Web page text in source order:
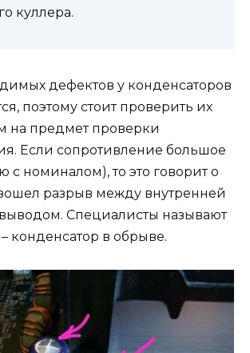
куллера.
дефектов у конденсаторов
поэтому стоит проверить их
на предмет проверки
Если сопротивление большое
с номиналом), то это говорит о
разрыв между внутренней
Специалисты называют
конденсатор в обрыве.